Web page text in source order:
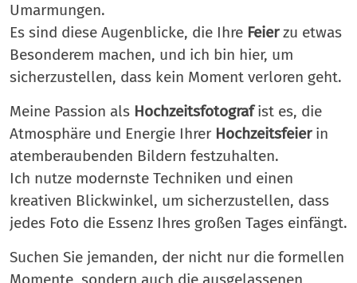
Umarmungen.
Es sind diese Augenblicke, die Ihre Feierzu etwas
Besonderem machen, und ich bin hier, um
sicherzustellen, dass kein Moment verloren geht.
Meine Passion als Hochzeitsfotografist es, die
Atmosphäre und Energie Ihrer Hochzeitsfeier in
atemberaubenden Bildern festzuhalten.
Ich nutze modernste Techniken und einen
kreativen Blickwinkel, um sicherzustellen, dass
jedes Foto die Essenz Ihres großen Tages einfängt.
Suchen Sie jemanden, der nicht nur die formellen